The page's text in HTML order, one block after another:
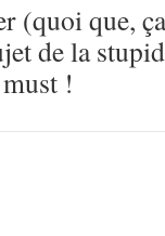
(quoi que,
de la
!